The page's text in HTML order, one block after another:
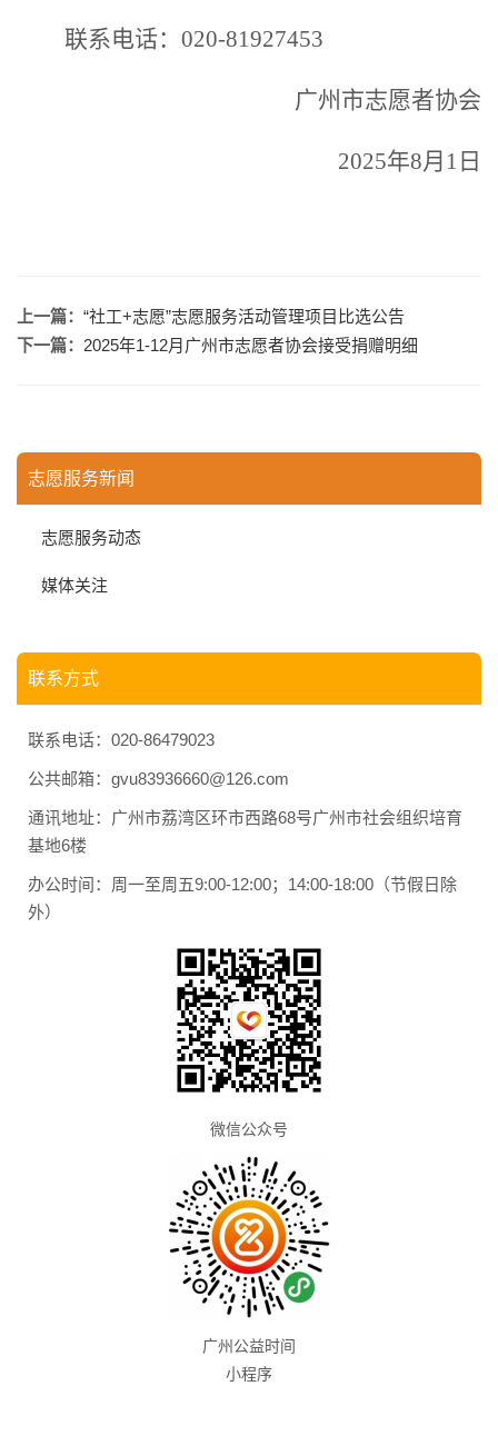
联系电话： 020-81927453
广州市志愿者协会
2025年8月1日
上一篇： “社工+志愿”志愿服务活动管理项目比选公告
下一篇： 2025年1-12月广州市志愿者协会接受捐赠明细
志愿服务新闻
志愿服务动态
媒体关注
联系方式
联系电话：020-86479023
公共邮箱：gvu83936660@126.com
通讯地址：广州市荔湾区环市西路68号广州市社会组织培育
基地6楼
办公时间：周一至周五9:00-12:00；14:00-18:00（节假日除
外）
微信公众号
广州公益时间
小程序